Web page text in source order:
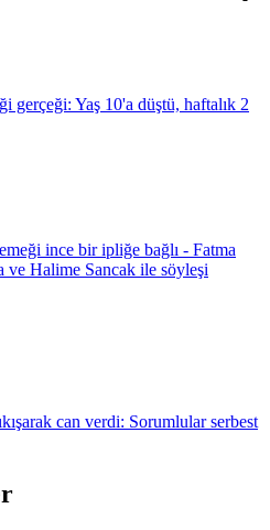
gerçeği: Yaş 10'a düştü, haftalık 2
ince bir ipliğe bağlı - Fatma
Halime Sancak ile söyleşi
can verdi: Sorumlular serbest